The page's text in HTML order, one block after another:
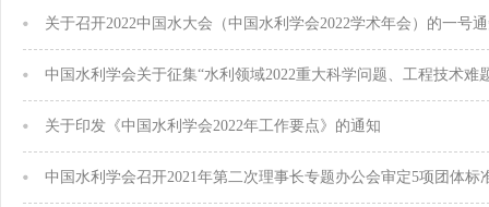
关于召开2022中国水大会（中国水利学会2022学术年会）的一号
关于印发《中国水利学会2022年工作要点》的通知
中国水利学会召开2021年第二次理事长专题办公会审定5项团体标